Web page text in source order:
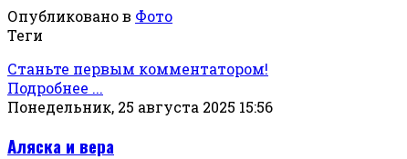
Опубликовано в Фото
Теги
Станьте первым комментатором!
Подробнее ...
Понедельник, 25 августа 2025 15:56
Аляска и вера